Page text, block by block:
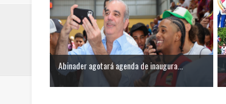
Abinader agotará agenda de inaugura...